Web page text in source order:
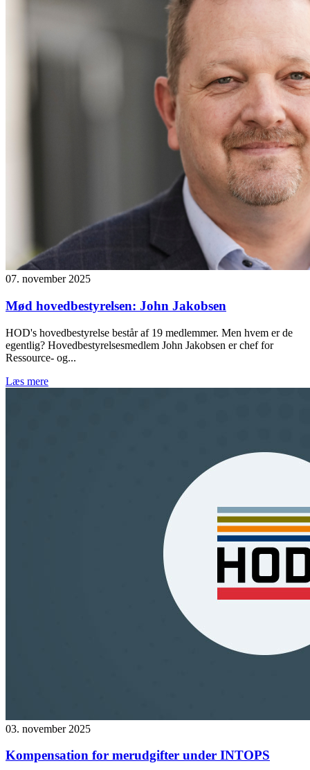
07. november 2025
Mød hovedbestyrelsen: John Jakobsen
HOD's hovedbestyrelse består af 19 medlemmer. Men hvem er de
egentlig? Hovedbestyrelsesmedlem John Jakobsen er chef for
Ressource- og...
Læs mere
03. november 2025
Kompensation for merudgifter under INTOPS